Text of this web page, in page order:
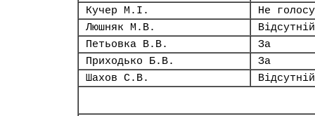
Кучер М.І.
Не
Люшняк М.В.
Відсутній
Петьовка В.В.
За
Приходько Б.В.
За
Шахов С.В.
Відсутній